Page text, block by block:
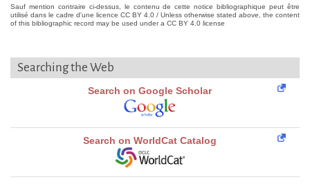
Sauf mention contraire ci-dessus, le contenu de cette notice bibliographique peut être
utilisé dans le cadre d'une licence CC BY 4.0 / Unless otherwise stated above, the content
of this bibliographic record may be used under a CC BY 4.0 license
Searching the Web
Search on Google Scholar
Search on WorldCat Catalog